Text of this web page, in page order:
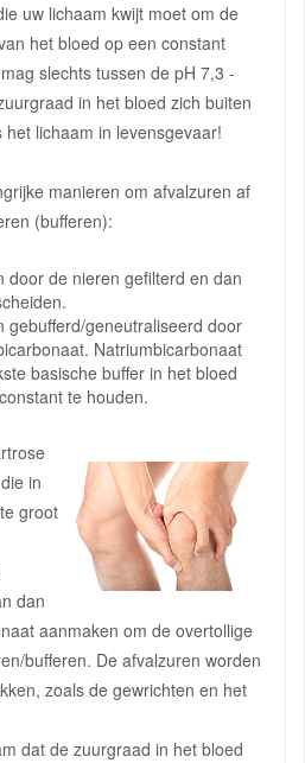
uw lichaam kwijt moet om de
het bloed op een constant
slechts tussen de pH 7,3 -
in het bloed zich buiten
lichaam in levensgevaar!
manieren om afvalzuren af
(bufferen):
door de nieren gefilterd en dan
gebufferd/geneutraliseerd door
Natriumbicarbonaat
basische buffer in het bloed
te houden.
in
groot
dan
aanmaken om de overtollige
bufferen. De afvalzuren worden
zoals de gewrichten en het
dat de zuurgraad in het bloed